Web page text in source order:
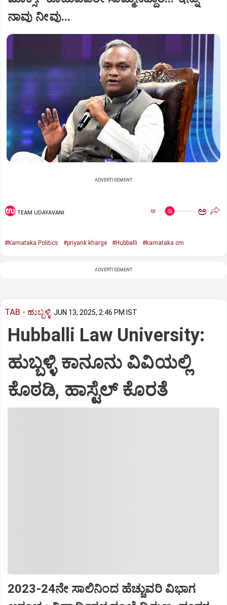
ನಾವು ನೀವು...
ADVERTISEMENT
TEAM UDAYAVANI ಅ ಅ
#Karnataka Politics #priyank kharge #Hubballi #karnataka cm
ADVERTISEMENT
TAB - ಹುಬ್ಬಳ್ಳಿ JUN 13, 2025, 2:46 PM IST
Hubballi Law University:
ಹುಬ್ಬಳ್ಳಿ ಕಾನೂನು ವಿವಿಯಲ್ಲಿ
ಕೊಠಡಿ, ಹಾಸ್ಟೆಲ್‌ ಕೊರತೆ
2023-24ನೇ ಸಾಲಿನಿಂದ ಹೆಚ್ಚುವರಿ ವಿಭಾಗ